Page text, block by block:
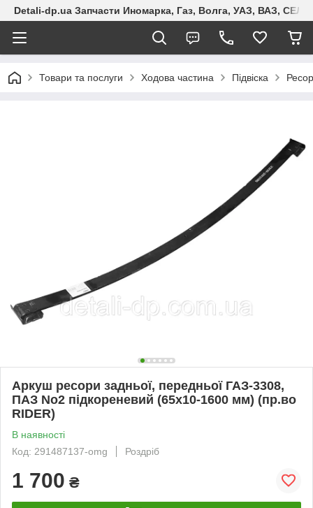
Detali-dp.ua Запчасти Иномарка, Газ, Волга, УАЗ, ВАЗ,
Товари та послуги Ходова частина Підвіска
Аркуш ресори задньої, передньої ГАЗ-3308,
ПАЗ No2 підкореневий (65х10-1600 мм) (пр.во
RIDER)
В наявності
Код: 291487137-omg
Роздріб
1 700 ₴